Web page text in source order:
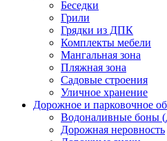
Беседки
Грили
Грядки из ДПК
Комплекты мебели
Мангальная зона
Пляжная зона
Садовые строения
Уличное хранение
Дорожное и парковочное
Водоналивные боны
Дорожная неровность